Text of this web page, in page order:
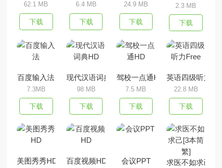
62.1 MB
下载
6.4 MB
下载
24.9 MB
下载
2.3 MB
下载
百度输入法
7.3MB
下载
现代汉语词典HD
98 MB
下载
驾校一点通HD
7.5 MB
下载
英语四级听力
22.8 MB
下载
美图秀秀HD 百度视频HD 会议PPT 求医不如求己[3